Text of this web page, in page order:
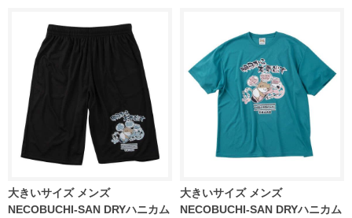
大きいサイズ メンズ
NECOBUCHI-SAN DRYハニカム
大きいサイズ メンズ
NECOBUCHI-SAN DRYハニカム